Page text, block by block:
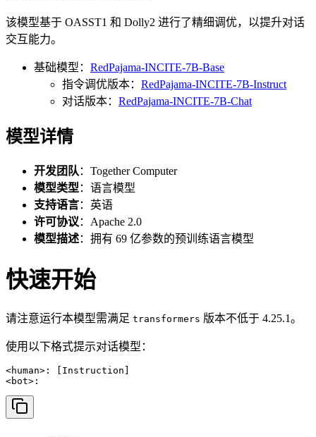
该模型基于 OASST1 和 Dolly2 进行了精细调优，以提升对话
交互能力。
基础模型： RedPajama-INCITE-7B-Base
指令调优版本： RedPajama-INCITE-7B-Instruct
对话版本： RedPajama-INCITE-7B-Chat
模型详情
开发团队 ：Together Computer
模型类型 ：语言模型
支持语言：英语
许可协议 ：Apache 2.0
模型描述：拥有 69 亿参数的预训练语言模型
快速开始
请注意运行本模型需满足 transformers 版本不低于 4.25.1。
使用以下格式提示对话模型：
<human>: [Instruction]
<bot>: